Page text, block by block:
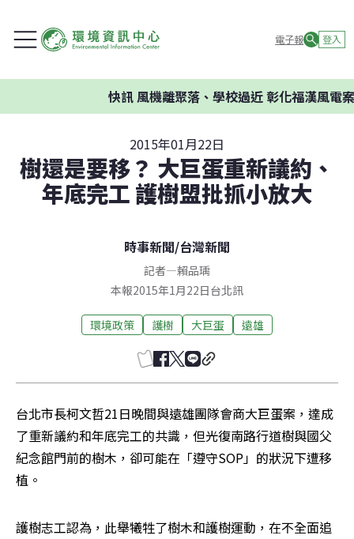
電子報 登入
快訊風機離聚落、學校過近 彰化福漢風電案環
2015年01月22日
樹還是要移？ 大巨蛋重新議約、
年底完工 護樹盟批抓小放大
時事新聞/台灣新聞
記者—賴品瑀
本報2015年1月22日台北訊
環境政策 護樹 大巨蛋 遠雄
台北市長柯文哲21日晚間與遠雄團隊會商大巨蛋案，達成
了重新議約和年底完工的共識，但光復南路行道樹與國父
紀念館門前的樹木，卻可能在「遵守SOP」的狀況下遭移
植。
護樹志工認為，此舉犧牲了樹木和護樹運動，在不全面追